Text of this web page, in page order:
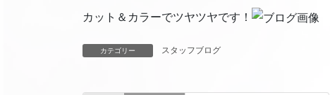
カット＆カラーでツヤツヤです！
カテゴリー スタッフブログ